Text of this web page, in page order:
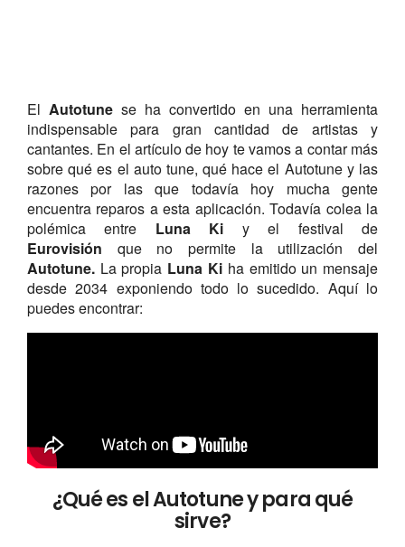
El Autotunese ha convertido en una herramienta
indispensable para gran cantidad de artistas y
cantantes. En el artículo de hoy te vamos a contar más
sobre qué es el auto tune, qué hace el Autotune y las
razones por las que todavía hoy mucha gente
encuentra reparos a esta aplicación. Todavía colea la
polémica entre Luna Ki y el festival de
Eurovisión que no permite la utilización del
Autotune. La propia Luna Kiha emitido un mensaje
desde 2034 exponiendo todo lo sucedido. Aquí lo
puedes encontrar:
¿Qué es el Autotune y para qué
sirve?